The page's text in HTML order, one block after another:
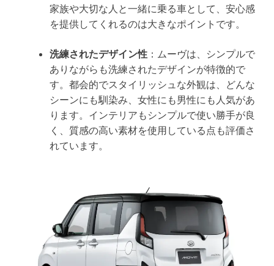
家族や大切な人と一緒に乗る車として、安心感
を提供してくれるのは大きなポイントです。
洗練されたデザイン性 ：ムーヴは、シンプルで
ありながらも洗練されたデザインが特徴的で
す。都会的でスタイリッシュな外観は、どんな
シーンにも馴染み、女性にも男性にも人気があ
ります。インテリアもシンプルで使い勝手が良
く、質感の高い素材を使用している点も評価さ
れています。